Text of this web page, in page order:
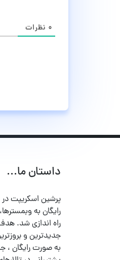
۰ نظرات
داستان ما...
رایگان به
راه اندازی شد.
جدیدترین و
به صورت رایگان ،